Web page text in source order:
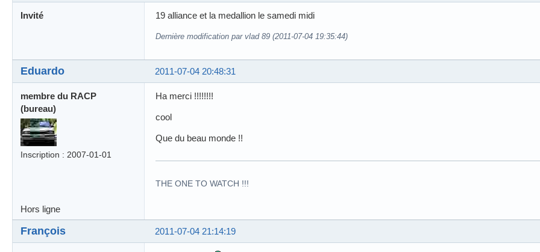
Invité 19 alliance et la medallion le samedi midi
Dernière modification par vlad 89 (2011-07-04 19:35:44)
2011-07-04 20:48:31
Eduardo
membre du RACP
(bureau)
Inscription : 2007-01-01
Ha merci !!!!!!!!
cool
Que du beau monde !!
THE ONE TO WATCH !!!
Hors ligne
2011-07-04 21:14:19
François